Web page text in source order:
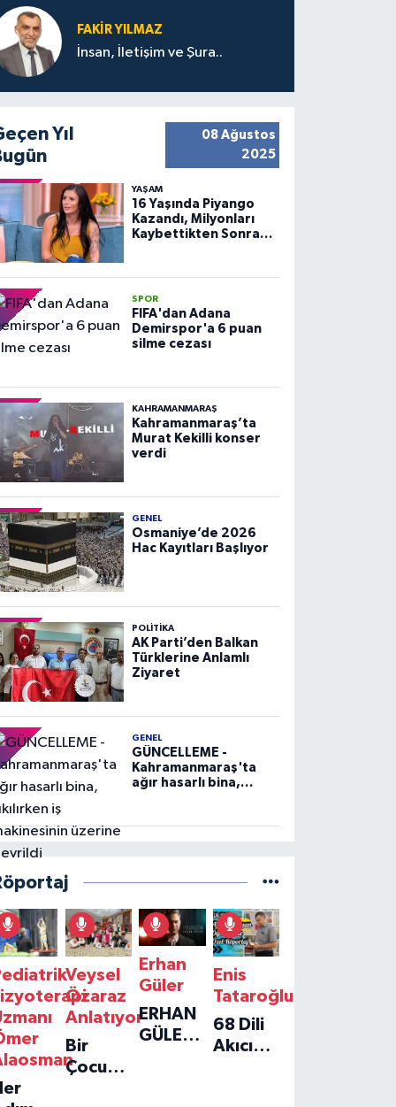
FAKIR YILMAZ
İnsan, İletişim ve Şura..
Yıl
08 Ağustos
2025
YAŞAM
16 Yaşında Piyango
Kazandı, Milyonları
Kaybettikten Sonra
SPOR
FIFA'dan Adana
Demirspor'a 6 puan
silme cezası
KAHRAMANMARAŞ
Kahramanmaraş’ta
Murat Kekilli konser
verdi
GENEL
Osmaniye’de 2026
Hac Kayıtları Başlıyor
POLITIKA
AK Parti’den Balkan
Türklerine Anlamlı
Ziyaret
GENEL
GÜNCELLEME -
Kahramanmaraş'ta
ağır hasarlı bina,
devrildi
Veysel
Özaraz
Anlatıyor
Bir
Çocuğun
Erhan
Güler
ERHAN
GÜLER'IN
Enis
Tataroğlu
68 Dili
Akıcı